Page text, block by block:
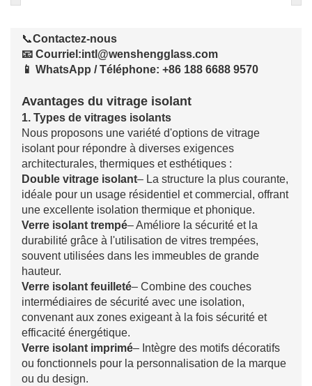
📞Contactez-nous
📧 Courriel :intl@wenshengglass.com
📱 WhatsApp / Téléphone: +86 188 6688 9570
Avantages du vitrage isolant
1. Types de vitrages isolants
Nous proposons une variété d'options de vitrage
isolant pour répondre à diverses exigences
architecturales, thermiques et esthétiques :
Double vitrage isolant– La structure la plus courante,
idéale pour un usage résidentiel et commercial, offrant
une excellente isolation thermique et phonique.
Verre isolant trempé– Améliore la sécurité et la
durabilité grâce à l'utilisation de vitres trempées,
souvent utilisées dans les immeubles de grande
hauteur.
Verre isolant feuilleté– Combine des couches
intermédiaires de sécurité avec une isolation,
convenant aux zones exigeant à la fois sécurité et
efficacité énergétique.
Verre isolant imprimé– Intègre des motifs décoratifs
ou fonctionnels pour la personnalisation de la marque
ou du design.